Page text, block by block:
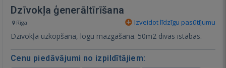
Dzīvokļa ģenerāltīrīšana
Rīga Izveidot līdzīgu pasūtījumu
Dzīvokļa uzkopšana, logu mazgāšana. 50m2 divas istabas.
Cenu piedāvājumi no izpildītājiem: